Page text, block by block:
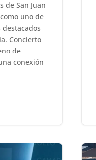
de San Juan
uno de
destacados
Concierto
de
conexión